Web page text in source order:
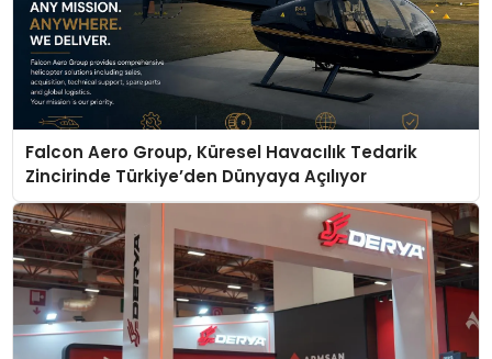
Falcon Aero Group, Küresel Havacılık Tedarik
Zincirinde Türkiye’den Dünyaya Açılıyor